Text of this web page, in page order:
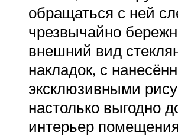
обращаться с ней
чрезвычайно
внешний вид
накладок, с
эксклюзивными
настолько выгодно
интерьер